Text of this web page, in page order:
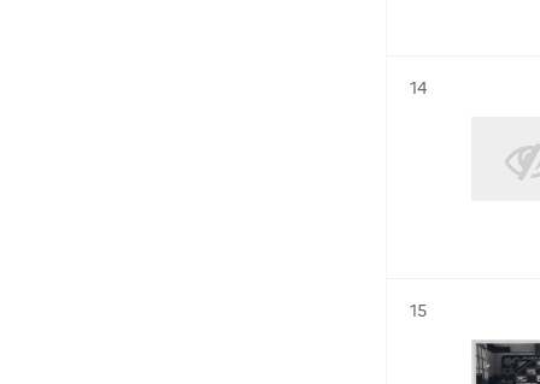
Résultat n°
14
Résultat n°
15